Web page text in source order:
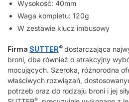
Wysokość: 40mm
Waga kompletu: 120g
W zestawie klucz imbusowy
Firma SUTTER® dostarczająca
broni, dba również o atrakcyjny
mocujących. Szeroka, różnorodna
właściwych rozwiązań,
potrzeb oraz do rodzaju broni i jej
®